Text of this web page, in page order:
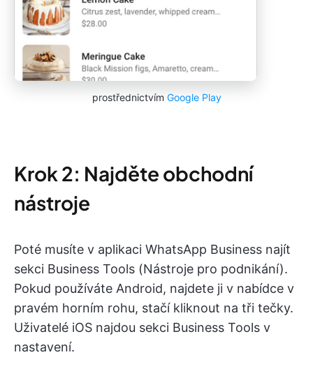
prostřednictvím Google Play
Krok 2: Najděte obchodní
nástroje
Poté musíte v aplikaci WhatsApp Business najít
sekci Business Tools (Nástroje pro podnikání).
Pokud používáte Android, najdete ji v nabídce v
pravém horním rohu, stačí kliknout na tři tečky.
Uživatelé iOS najdou sekci Business Tools v
nastavení.